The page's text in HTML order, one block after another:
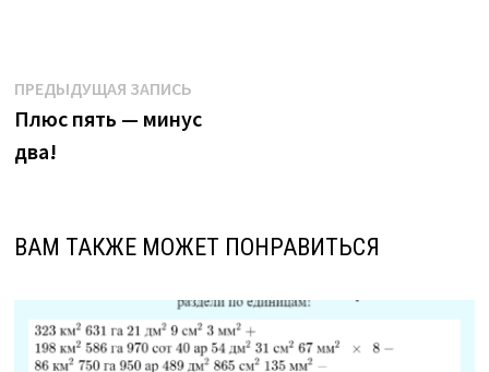
Навигация
по
записям
ПРЕДЫДУЩАЯ ЗАПИСЬПредыдущая
запись:
Плюс пять — минус
два!
ВАМ ТАКЖЕ МОЖЕТ ПОНРАВИТЬСЯ